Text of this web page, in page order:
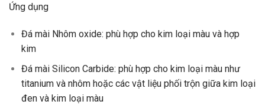
Ứng dụng
Đá mài Nhôm oxide: phù hợp cho kim loại màu và hợp
kim
Đá mài Silicon Carbide: phù hợp cho kim loại màu như
titanium và nhôm hoặc các vật liệu phối trộn giữa kim loại
đen và kim loại màu